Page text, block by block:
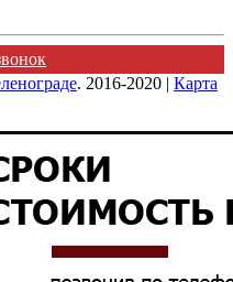
. 2016-2020 | Карта